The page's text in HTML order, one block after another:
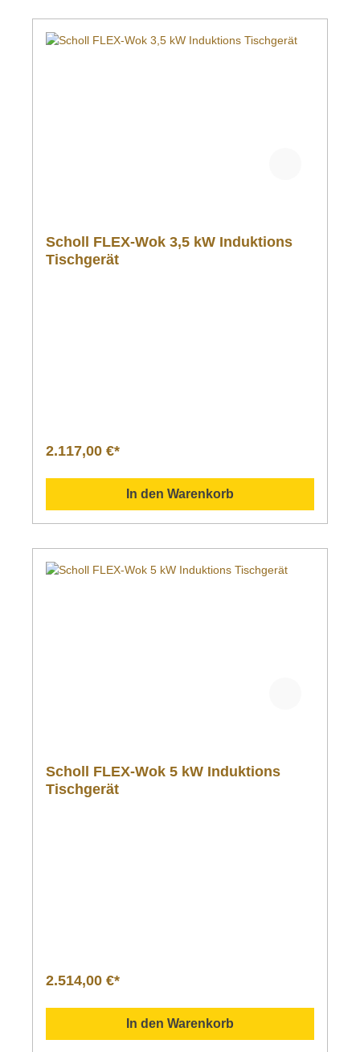
Scholl FLEX-Wok 3,5 kW Induktions
Tischgerät
2.117,00 €*
In den Warenkorb
Scholl FLEX-Wok 5 kW Induktions
Tischgerät
2.514,00 €*
In den Warenkorb